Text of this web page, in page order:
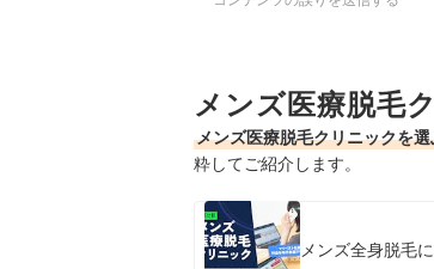
メンズ医療脱毛
メンズ医療脱毛クリニックを
粋してご紹介します。
メンズ全身脱毛